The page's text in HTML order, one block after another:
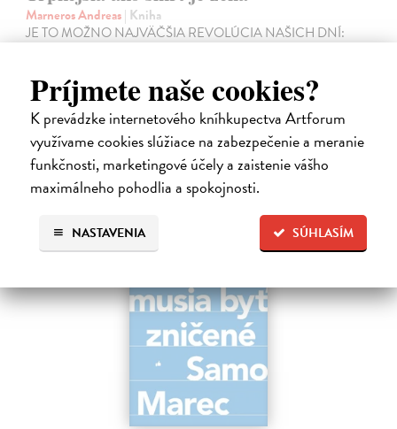
Príjmete naše cookies?
K prevádzke internetového kníhkupectva Artforum
využívame cookies slúžiace na zabezpečenie a meranie
funkčnosti, marketingové účely a zaistenie vášho
maximálneho pohodlia a spokojnosti.
SÚHLASÍM
NASTAVENIA
Marneros Andreas| Kniha
JE TO MOŽNO NAJVÄČŠIA REVOLÚCIA NAŠICH DNÍ:
spolužitím.
Zasielame do 14 dní
22,05 €
24,50 € ?
na sklade